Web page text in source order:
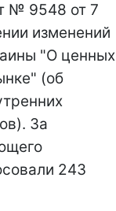
№ 9548 от 7
изменений
"О ценных
(об
За
243